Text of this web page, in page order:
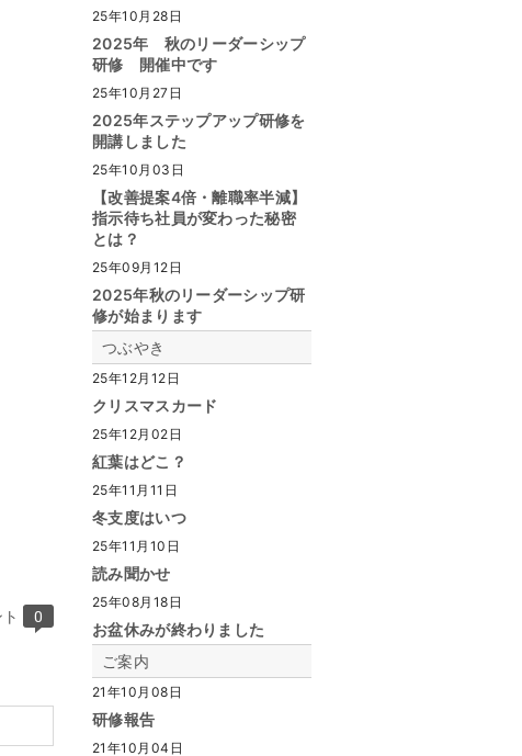
0
25年10月28日
2025年 秋のリーダーシップ
研修 開催中です
25年10月27日
2025年ステップアップ研修を
開講しました
25年10月03日
【改善提案4倍・離職率半減】
指示待ち社員が変わった秘密
とは？
25年09月12日
2025年秋のリーダーシップ研
修が始まります
つぶやき
25年12月12日
クリスマスカード
25年12月02日
紅葉はどこ？
25年11月11日
冬支度はいつ
25年11月10日
読み聞かせ
25年08月18日
お盆休みが終わりました
ご案内
21年10月08日
研修報告
21年10月04日